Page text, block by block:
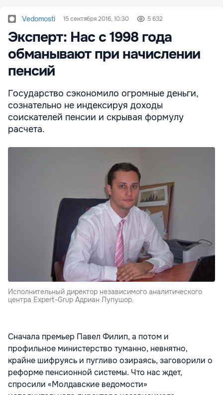
Vedomosti 15 сентября 2016, 10:30 5 632
Эксперт: Нас с 1998 года
обманывают при начислении
пенсий
Государство сэкономило огромные деньги,
сознательно не индексируя доходы
соискателей пенсии и скрывая формулу
расчета.
Исполнительный директор независимого аналитического
центра Expert-Grup Адриан Лупушор.
Сначала премьер Павел Филип, а потом и
профильное министерство туманно, невнятно,
крайне шифруясь и пугливо озираясь, заговорили о
реформе пенсионной системы. Что нас ждет,
спросили «Молдавские ведомости»